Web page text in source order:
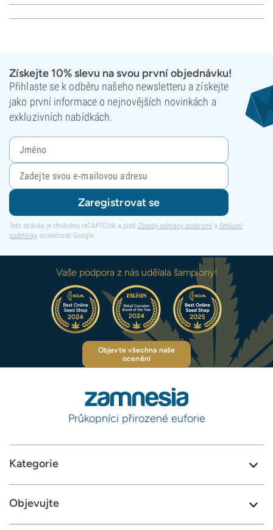
Získejte 10% slevu na svou první objednávku!
Přihlaste se k odběru našeho newsletteru a získejte
jako první informace o nejnovějších novinkách a
exkluzivních nabídkách.
Zaregistrovat se
Tato stránka je chráněna reCAPTCHA a platí Zásady ochrany soukromí a Smluvní
podmínky společnosti Google.
Vaše podpora z nás udělala šampiony!
Objevte všechna naše
ocenění
Průkopníci přirozené euforie
Kategorie
Objevujte